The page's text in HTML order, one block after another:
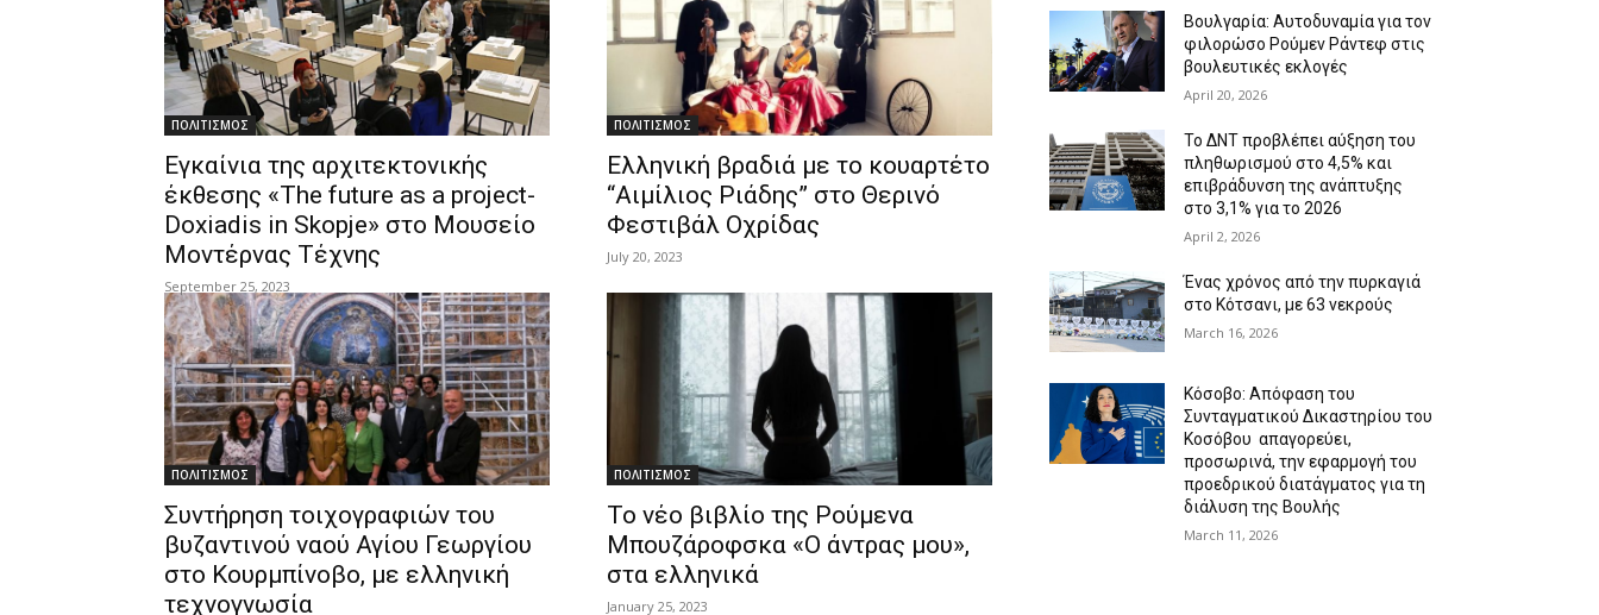
ΠΟΛΙΤΙΣΜΟΣ
Εγκαίνια της αρχιτεκτονικής
έκθεσης «The future as a project-
Doxiadis in Skopje» στο Μουσείο
Μοντέρνας Τέχνης
September 25, 2023
ΠΟΛΙΤΙΣΜΟΣ
Ελληνική βραδιά με το κουαρτέτο
“Αιμίλιος Ριάδης” στο Θερινό
Φεστιβάλ Οχρίδας
July 20, 2023
ΠΟΛΙΤΙΣΜΟΣ
Συντήρηση τοιχογραφιών του
βυζαντινού ναού Αγίου Γεωργίου
στο Κουρμπίνοβο, με ελληνική
τεχνογνωσία
ΠΟΛΙΤΙΣΜΟΣ
Το νέο βιβλίο της Ρούμενα
Μπουζάροφσκα «Ο άντρας μου»,
στα ελληνικά
January 25, 2023
Βουλγαρία: Αυτοδυναμία για τον
φιλορώσο Ρούμεν Ράντεφ στις
βουλευτικές εκλογές
April 20, 2026
Το ΔΝΤ προβλέπει αύξηση του
πληθωρισμού στο 4,5% και
επιβράδυνση της ανάπτυξης
στο 3,1% για το 2026
April 2, 2026
Ένας χρόνος από την πυρκαγιά
στο Κότσανι, με 63 νεκρούς
March 16, 2026
Κόσοβο: Απόφαση του
Συνταγματικού Δικαστηρίου του
Κοσόβου απαγορεύει,
προσωρινά, την εφαρμογή του
προεδρικού διατάγματος για τη
διάλυση της Βουλής
March 11, 2026